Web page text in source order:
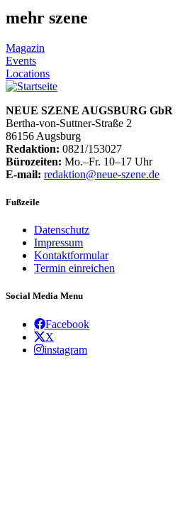
mehr szene
Magazin
Events
Locations
NEUE SZENE AUGSBURG GbR
Bertha-von-Suttner-Straße 2
86156 Augsburg
Redaktion: 0821/153027
Bürozeiten: Mo.–Fr. 10–17 Uhr
E-mail: redaktion@neue-szene.de
Fußzeile
Datenschutz
Impressum
Kontaktformular
Termin einreichen
Social Media Menu
Facebook
X
instagram